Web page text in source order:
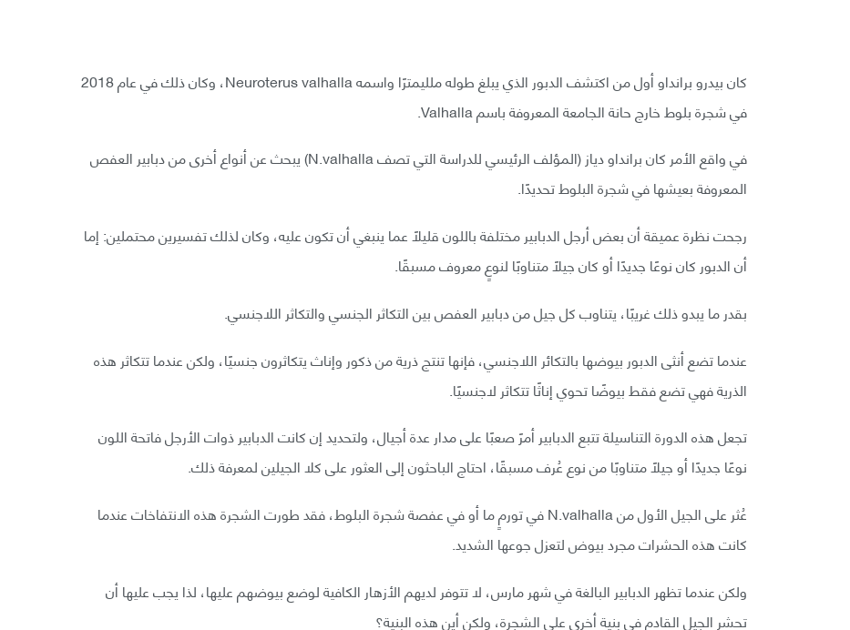
كان بيدرو برانداو أول من اكتشف الدبور الذي يبلغ طوله ملليمترًا واسمه Neuroterus valhalla، وكان ذلك في عام 2018
في شجرة بلوط خارج حانة الجامعة المعروفة باسم Valhalla.
في واقع الأمر كان برانداو دياز (المؤلف الرئيسي للدراسة التي تصف N.valhalla) يبحث عن أنواع أخرى من دبابير العفص
المعروفة بعيشها في شجرة البلوط تحديدًا.
رجحت نظرة عميقة أن بعض أرجل الدبابير مختلفة باللون قليلًا عما ينبغي أن تكون عليه، وكان لذلك تفسيرين محتملين: إما
أن الدبور كان نوعًا جديدًا أو كان جيلًا متناوبًا لنوعٍ معروف مسبقًا.
بقدر ما يبدو ذلك غريبًا، يتناوب كل جيل من دبابير العفص بين التكاثر الجنسي والتكاثر اللاجنسي.
عندما تضع أنثى الدبور بيوضها بالتكائر اللاجنسي، فإنها تنتج ذرية من ذكور وإناث يتكاثرون جنسيًا، ولكن عندما تتكاثر هذه
الذرية فهي تضع فقط بيوضًا تحوي إناثًا تتكاثر لاجنسيًا.
تجعل هذه الدورة التناسيلة تتبع الدبابير أمرً صعبًا على مدار عدة أجيال، ولتحديد إن كانت الدبابير ذوات الأرجل فاتحة اللون
نوعًا جديدًا أو جيلًا متناوبًا من نوع عُرف مسبقًا، احتاج الباحثون إلى العثور على كلا الجيلين لمعرفة ذلك.
عُثر على الجيل الأول من N.valhalla في تورمٍ ما أو في عفصة شجرة البلوط، فقد طورت الشجرة هذه الانتفاخات عندما
كانت هذه الحشرات مجرد بيوض لتعزل جوعها الشديد.
ولكن عندما تظهر الدبابير البالغة في شهر مارس، لا تتوفر لديهم الأزهار الكافية لوضع بيوضهم عليها، لذا يجب عليها أن
تحشر الجيل القادم في بنية أخرى على الشجرة، ولكن أين هذه البنية؟